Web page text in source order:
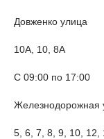
Довженко улица
10А, 10, 8А
С 09:00 по 17:00
Железнодорожная
5, 6, 7, 8, 9, 10, 12,